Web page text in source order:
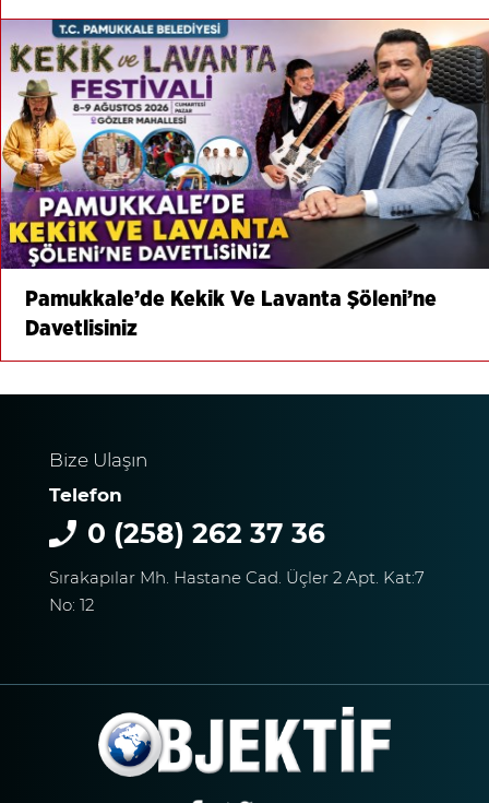
Pamukkale’de Kekik Ve Lavanta Şöleni’ne
Davetlisiniz
Bize Ulaşın
Telefon
0 (258) 262 37 36
Sırakapılar Mh. Hastane Cad. Üçler 2 Apt. Kat:7
No: 12